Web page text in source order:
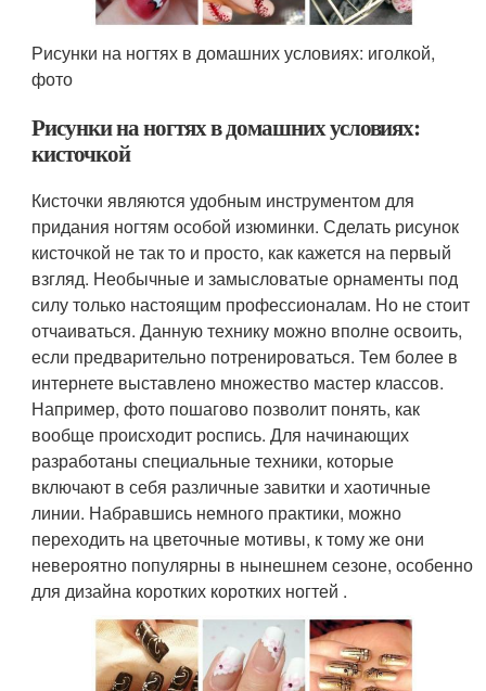
Рисунки на ногтях в домашних условиях: иголкой,
фото
Рисунки на ногтях в домашних условиях:
кисточкой
Кисточки являются удобным инструментом для
придания ногтям особой изюминки. Сделать рисунок
кисточкой не так то и просто, как кажется на первый
взгляд. Необычные и замысловатые орнаменты под
силу только настоящим профессионалам. Но не стоит
отчаиваться. Данную технику можно вполне освоить,
если предварительно потренироваться. Тем более в
интернете выставлено множество мастер классов.
Например, фото пошагово позволит понять, как
вообще происходит роспись. Для начинающих
разработаны специальные техники, которые
включают в себя различные завитки и хаотичные
линии. Набравшись немного практики, можно
переходить на цветочные мотивы, к тому же они
невероятно популярны в нынешнем сезоне, особенно
для дизайна коротких коротких ногтей .